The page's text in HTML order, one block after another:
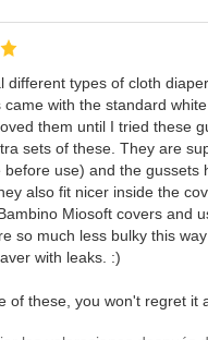
different types of cloth
came with the standard
them until I tried these
sets of these. They are
before use) and the gussets
also fit nicer inside the
Miosoft covers and
so much less bulky this
with leaks. :)
of these, you won't regret it